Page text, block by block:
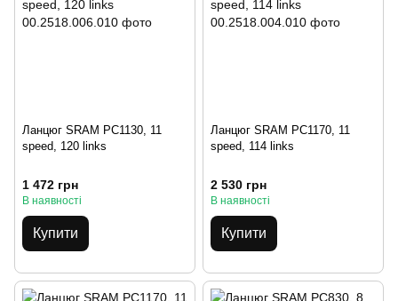
Ланцюг SRAM PC1130, 11
speed, 120 links
1 472 грн
В наявності
Купити
Ланцюг SRAM PC1170, 11
speed, 114 links
2 530 грн
В наявності
Купити